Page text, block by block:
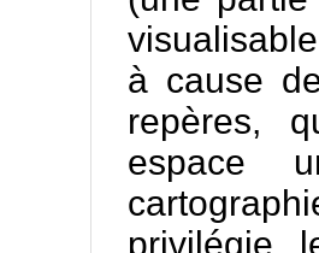
à cause
repères,
espace
privilégie